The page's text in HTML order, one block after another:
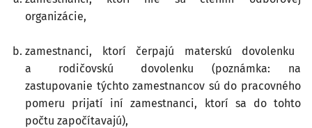
organizácie,
zamestnanci, ktorí čerpajú materskú dovolenku
a rodičovskú dovolenku (poznámka: na
zastupovanie týchto zamestnancov sú do pracovného
pomeru prijatí iní zamestnanci, ktorí sa do tohto
počtu započítavajú),